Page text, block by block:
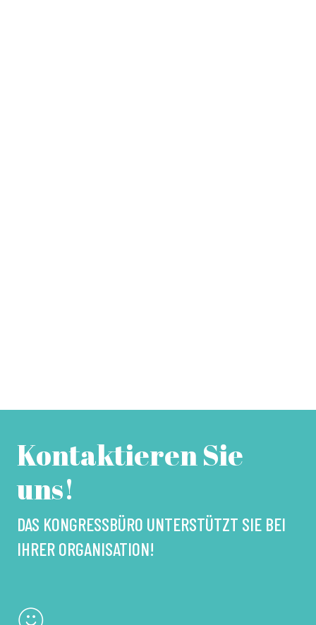
Kontaktieren Sie
uns!
DAS KONGRESSBÜRO UNTERSTÜTZT SIE BEI
IHRER ORGANISATION!